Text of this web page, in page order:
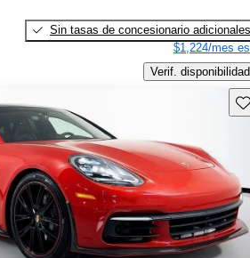
Sin tasas de concesionario adicionales
$1,224/mes
Verif. disponibilidad